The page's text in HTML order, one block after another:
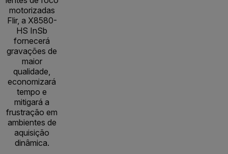
motorizadas
Flir, a X8580-
HS InSb
fornecerá
gravações de
maior
qualidade,
economizará
tempo e
mitigará a
frustração em
ambientes de
aquisição
dinâmica.